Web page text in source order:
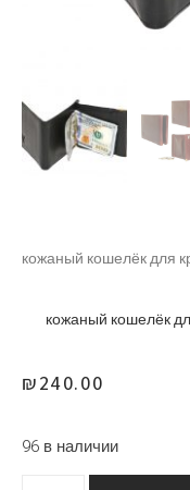
кожаный кошелёк для
кожаный кошелёк
₪240.00
96 в наличии